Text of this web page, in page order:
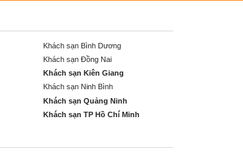
Khách sạn Bình Dương
Khách sạn Đồng Nai
Khách sạn Kiên Giang
Khách sạn Ninh Bình
Khách sạn Quảng Ninh
Khách sạn TP Hồ Chí Minh